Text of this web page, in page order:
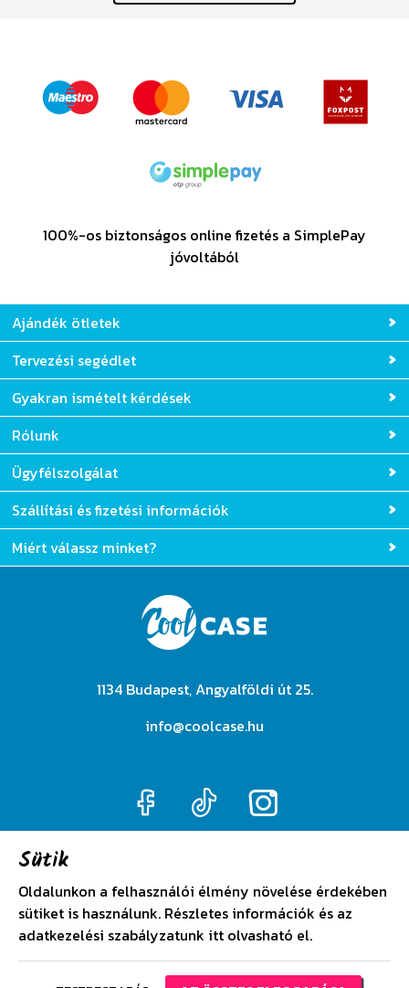
100%-os biztonságos online fizetés a SimplePay
jóvoltából
Ajándék ötletek
Tervezési segédlet
Gyakran ismételt kérdések
Rólunk
Ügyfélszolgálat
Szállítási és fizetési információk
Miért válassz minket?
1134 Budapest, Angyalföldi út 25.
info@coolcase.hu
Általános szerződési feltételek
Sütik
Oldalunkon a felhasználói élmény növelése érdekében
sütiket is használunk. Részletes információk és az
adatkezelési szabályzatunk itt olvasható el.